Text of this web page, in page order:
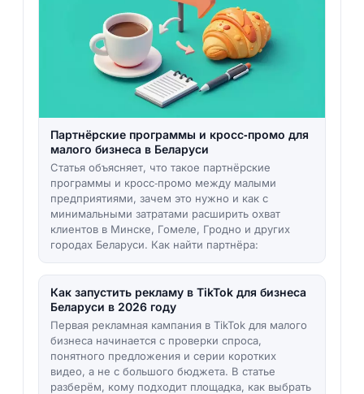
Партнёрские программы и кросс‑промо для
малого бизнеса в Беларуси
Статья объясняет, что такое партнёрские
программы и кросс‑промо между малыми
предприятиями, зачем это нужно и как с
минимальными затратами расширить охват
клиентов в Минске, Гомеле, Гродно и других
городах Беларуси. Как найти партнёра:
Как запустить рекламу в TikTok для бизнеса
Беларуси в 2026 году
Первая рекламная кампания в TikTok для малого
бизнеса начинается с проверки спроса,
понятного предложения и серии коротких
видео, а не с большого бюджета. В статье
разберём, кому подходит площадка, как выбрать